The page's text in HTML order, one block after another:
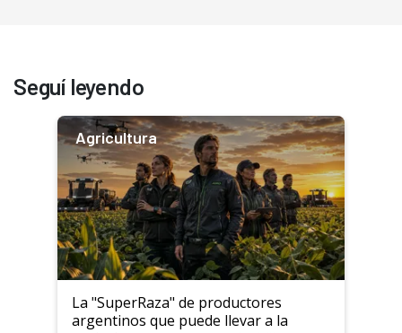
Seguí leyendo
Agricultura
La "SuperRaza" de productores
argentinos que puede llevar a la